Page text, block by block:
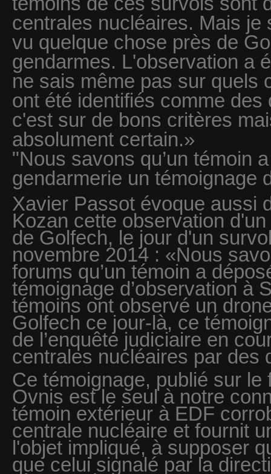
centrales nucléaires. Mais je
vu quelque chose près de
gendarmes. L'observation a
ne sais même pas sur quels
ont été identifiés comme
c'est sur de bons critères
absolument certain.»
"Nous savons qu’un témoin
gendarmerie un témoignage
Xavier Passot évoque aussi
Kozan cette observation
de Golfech, le jour d'un
novembre 2014 : «Nous
forums qu’un témoin a
témoignage d’observation à
témoins ont observé un
Golfech ce jour-là, ce
de l’enquête judiciaire en
centrales nucléaires par des
Ce témoignage, publié sur
Ovnis est le seul à notre
témoin extérieur à EDF
centrale nucléaire et fournit
l'objet impliqué, à supposer
que celui signalé par la